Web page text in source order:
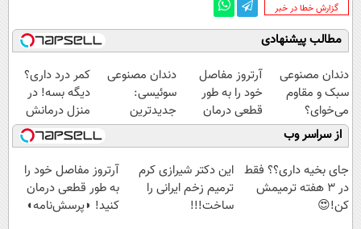
‌گزارش خطا در خبر
مطالب پیشنهادی
دندان مصنوعی
سبک و مقاوم
می‌خوای؟
پرداخت اقساطی
هم داریم!😍 |
📍تهران
آرتروز مفاصل
خود را به طور
قطعی درمان
کنید!
◗پرسش‌نامه◖
دندان مصنوعی
سوئیسی:
جدیدترین
فناوری اروپا،
سبک و مقاوم |
پرداخت قسطی
کمر درد داری؟
دیگه بسه! در
منزل درمانش
کن
(◀پرسش‌نامه)
از سراسر وب
جای بخیه داری؟؟ فقط
در 3 هفته ترمیمش
کن!😍
این دکتر شیرازی کرم
ترمیم زخم ایرانی را
ساخت!!!
آرتروز مفاصل خود را
به طور قطعی درمان
کنید! ◗پرسش‌نامه◖